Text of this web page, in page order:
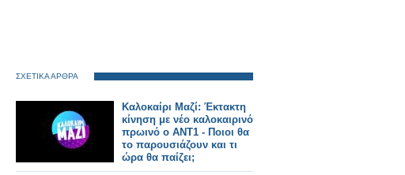
ΣΧΕΤΙΚΑ ΑΡΘΡΑ
Καλοκαίρι Μαζί: Έκτακτη
κίνηση με νέο καλοκαιρινό
πρωινό ο ΑΝΤ1 - Ποιοι θα
το παρουσιάζουν και τι
ώρα θα παίζει;